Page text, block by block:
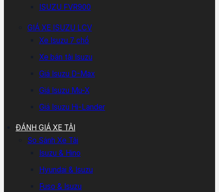
ISUZU FVR900
GIÁ XE ISUZU LCV
Xe Isuzu 7 chổ
Xe bán tải Isuzu
Giá Isuzu D-Max
Giá Isuzu Mu-X
Giá Isuzu Hi-Lander
ĐÁNH GIÁ XE TẢI
So Sánh Xe Tải
Isuzu & Hino
Hyundai & Isuzu
Fuso & Isuzu